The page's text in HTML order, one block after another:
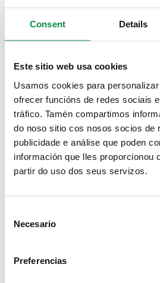
Consent Details
Este sitio web usa cookies
Usamos cookies para personalizar
ofrecer funcións de redes sociais
tráfico. Tamén compartimos
do noso sitio cos nosos socios de
publicidade e análise que poden
información que lles proporcionou
partir do uso dos seus servizos.
Selection
Necesario
Preferencias
Nós Televisión e O
empresas gañadoras da
Premio Lingua e Empresa
Imagen:
A Casa da Cultura do
a Gala Lingua e Empresa
certame